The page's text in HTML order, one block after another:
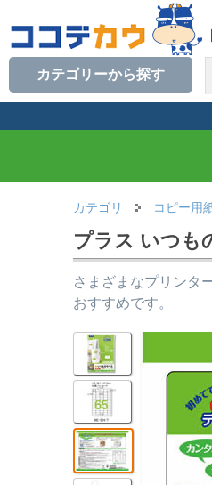
カテゴリーから探す
カテゴリ コピー用
プラス いつも
さまざまなプリンタ
おすすめです。